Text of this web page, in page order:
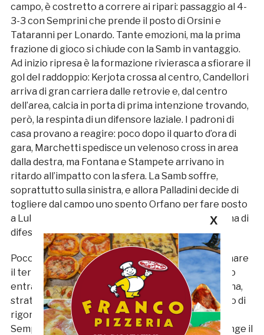
campo, è costretto a correre ai ripari: passaggio al 4-
3-3 con Semprini che prende il posto di Orsini e
Tataranni per Lonardo. Tante emozioni, ma la prima
frazione di gioco si chiude con la Samb in vantaggio.
Ad inizio ripresa è la formazione rivierasca a sfiorare il
gol del raddoppio: Kerjota crossa al centro, Candellori
arriva di gran carriera dalle retrovie e, dal centro
dell’area, calcia in porta di prima intenzione trovando,
però, la respinta di un difensore laziale. I padroni di
casa provano a reagire: poco dopo il quarto d’ora di
gara, Marchetti spedisce un velenoso cross in area
dalla destra, ma Fontana e Stampete arrivano in
ritardo all’impatto con la sfera. La Samb soffre,
soprattutto sulla sinistra, e allora Palladini decide di
togliere dal campo uno spento Orfano per fare posto
a Lulli, con Candellori che scala sulla corsia mancina di
difesa.
Poco dopo anche Eusepi è costretto ad abbandonare
il terreno di gioco per un problema fisico: in campo
entra Moretti. Il Sora, però, ci crede e al 28’ Fontana,
strattonato in area da Gennari, si procura un calcio di
rigore: sul dischetto si presenta Stampete, ma
Semprini è un fulmine e, con un balzo felino, respinge il
X